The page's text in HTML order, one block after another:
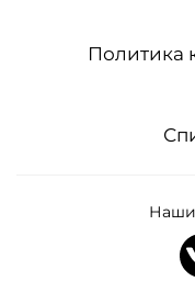
Политика
Наши